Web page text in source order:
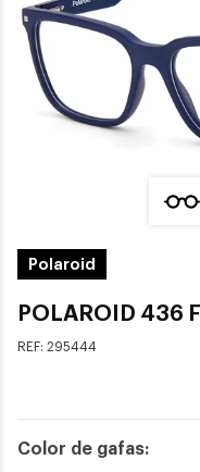
Polaroid
POLAROID 436
REF: 295444
Color de gafas: